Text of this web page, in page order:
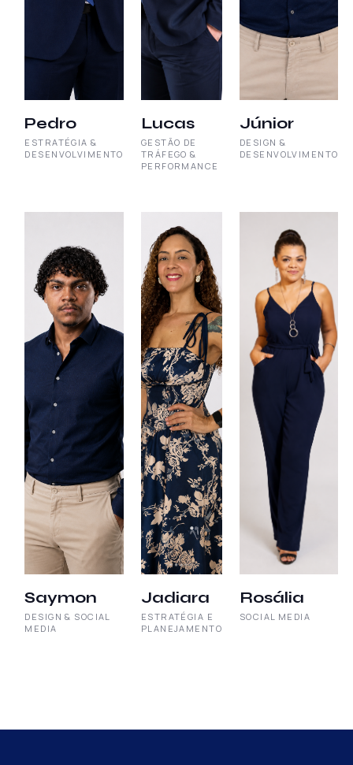
Pedro
ESTRATÉGIA &
DESENVOLVIMENTO
Lucas
GESTÃO DE
TRÁFEGO &
PERFORMANCE
Júnior
DESIGN &
DESENVOLVIMENTO
Saymon
DESIGN & SOCIAL
MEDIA
Jadiara
ESTRATÉGIA E
PLANEJAMENTO
Rosália
SOCIAL MEDIA